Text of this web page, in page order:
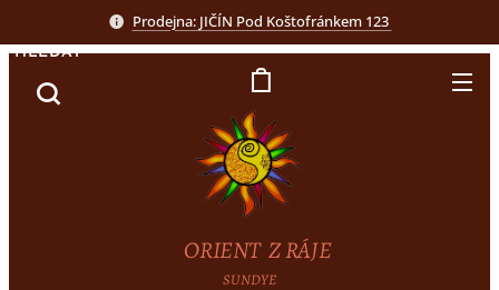
Prodejna: JIČÍN Pod Koštofránkem 123
ORIENT Z RÁJE
SUNDYE
HLEDAT